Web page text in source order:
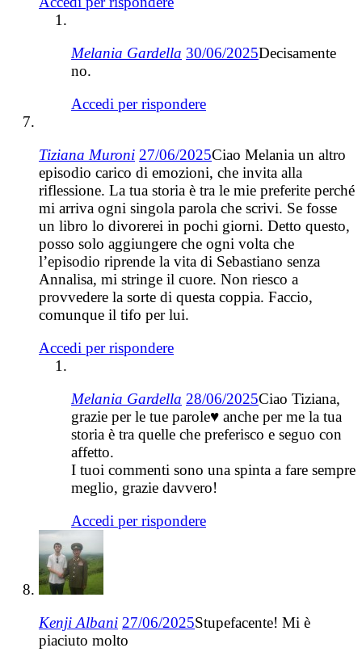
Melania Gardella 30/06/2025Decisamente
no.
Accedi per rispondere
Tiziana Muroni 27/06/2025Ciao Melania un altro
episodio carico di emozioni, che invita alla
riflessione. La tua storia è tra le mie preferite perché
mi arriva ogni singola parola che scrivi. Se fosse
un libro lo divorerei in pochi giorni. Detto questo,
posso solo aggiungere che ogni volta che
l’episodio riprende la vita di Sebastiano senza
Annalisa, mi stringe il cuore. Non riesco a
provvedere la sorte di questa coppia. Faccio,
comunque il tifo per lui.
Accedi per rispondere
Melania Gardella 28/06/2025Ciao Tiziana,
grazie per le tue parole♥️ anche per me la tua
storia è tra quelle che preferisco e seguo con
affetto.
I tuoi commenti sono una spinta a fare sempre
meglio, grazie davvero!
Accedi per rispondere
Kenji Albani 27/06/2025Stupefacente! Mi è
piaciuto molto